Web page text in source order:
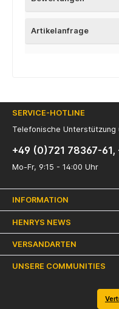
Artikelanfrage
SERVICE-HOTLINE
Telefonische Unterstützung
+49 (0)721 78367-61,
Mo-Fr, 9:15 - 14:00 Uhr
INFORMATION
HENRYS NEWS
VERSANDARTEN
UNSERE COMMUNITIES